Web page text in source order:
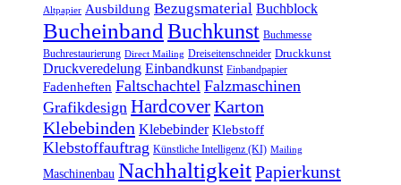
Altpapier Ausbildung Bezugsmaterial Buchblock
BucheinbandBuchkunst Buchmesse
Buchrestaurierung Direct Mailing Dreiseitenschneider Druckkunst
Druckveredelung Einbandkunst Einbandpapier
Fadenheften Faltschachtel Falzmaschinen
Grafikdesign HardcoverKarton
Klebebinden Klebebinder Klebstoff
Klebstoffauftrag Künstliche Intelligenz (KI) Mailing
Maschinenbau NachhaltigkeitPapierkunst